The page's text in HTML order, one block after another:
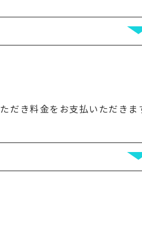
だき料金をお支払いただきま